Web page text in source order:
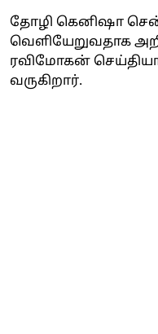
தோழி கெனிஷா
வெளியேறுவதாக
ரவிமோகன்
வருகிறார்.